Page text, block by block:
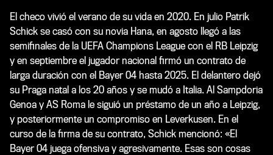
El checo vivió el verano de su vida en 2020. En julio Patrik
Schick se casó con su novia Hana, en agosto llegó a las
semifinales de la UEFA Champions League con el RB Leipzig
y en septiembre el jugador nacional firmó un contrato de
larga duración con el Bayer 04 hasta 2025. El delantero dejó
su Praga natal a los 20 años y se mudó a Italia. Al Sampdoria
Genoa y AS Roma le siguió un préstamo de un año a Leipzig,
y posteriormente un compromiso en Leverkusen. En el
curso de la firma de su contrato, Schick mencionó: «El
Bayer 04 juega ofensiva y agresivamente. Esas son cosas